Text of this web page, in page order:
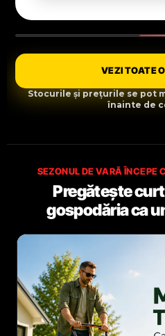
VEZI TOATE
Stocurile și prețurile se pot
înainte de
SEZONUL DE VARĂ ÎNCEPE
Pregătește
gospodăria ca